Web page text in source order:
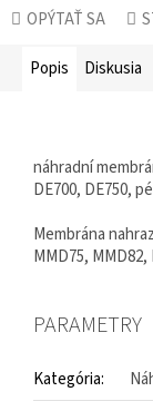
OPÝTAŤ SA
Popis Diskusia
náhradní
DE700, DE750,
Membrána
MMD75,
PARAMETRY
Kategória: